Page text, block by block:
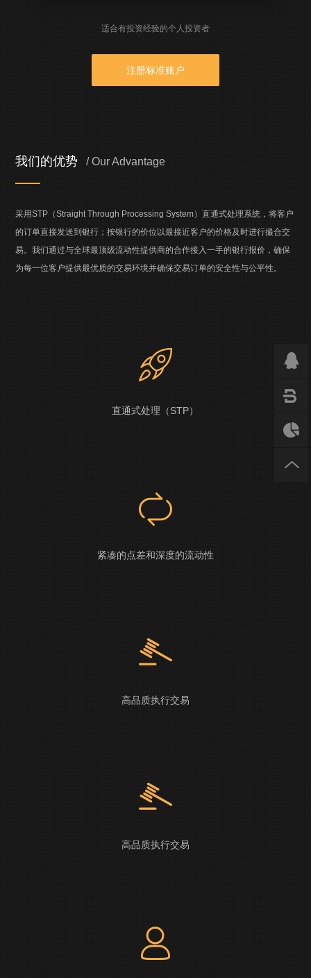
适合有投资经验的个人投资者
注册标准账户
我们的优势 / Our Advantage
采用STP（Straight Through Processing System）直通式处理系统，将客户
的订单直接发送到银行；按银行的价位以最接近客户的价格及时进行撮合交
易。我们通过与全球最顶级流动性提供商的合作接入一手的银行报价，确保
为每一位客户提供最优质的交易环境并确保交易订单的安全性与公平性。
直通式处理（STP）
紧凑的点差和深度的流动性
高品质执行交易
高品质执行交易